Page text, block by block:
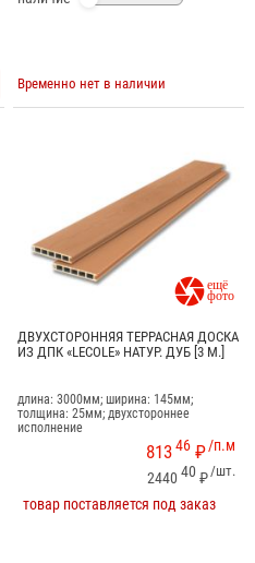
Временно нет в наличии

ДВУХСТОРОННЯЯ ТЕРРАСНАЯ ДОСКА
ИЗ ДПК «LECOLE» НАТУР. ДУБ [3 М.]
длина: 3000мм; ширина: 145мм;
толщина: 25мм; двухстороннее
исполнение
/п.м
81346 ₽
/шт.
2440 40 ₽
товар поставляется под заказ